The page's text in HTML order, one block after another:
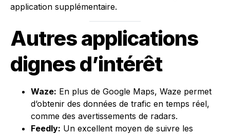
application supplémentaire.
Autres applications
dignes d’intérêt
Waze: En plus de Google Maps, Waze permet
d’obtenir des données de trafic en temps réel,
comme des avertissements de radars.
Feedly: Un excellent moyen de suivre les